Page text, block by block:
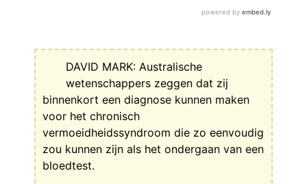
DAVID MARK: Australische
wetenschappers zeggen dat zij
binnenkort een diagnose kunnen maken
voor het chronisch
vermoeidheidssyndroom die zo eenvoudig
zou kunnen zijn als het ondergaan van een
bloedtest.